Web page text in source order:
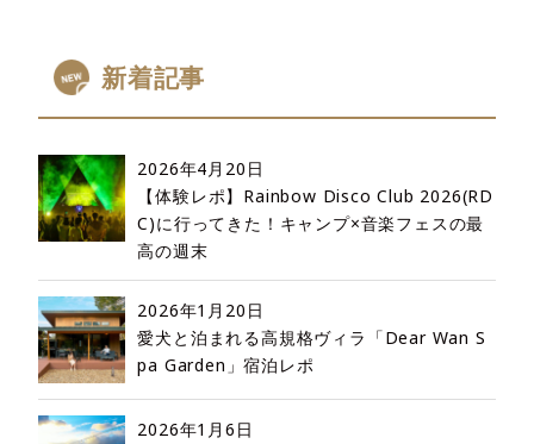
新着記事
2026年4月20日
【体験レポ】Rainbow Disco Club 2026(RD
C)に行ってきた！キャンプ×音楽フェスの最
高の週末
2026年1月20日
愛犬と泊まれる高規格ヴィラ「Dear Wan S
pa Garden」宿泊レポ
2026年1月6日